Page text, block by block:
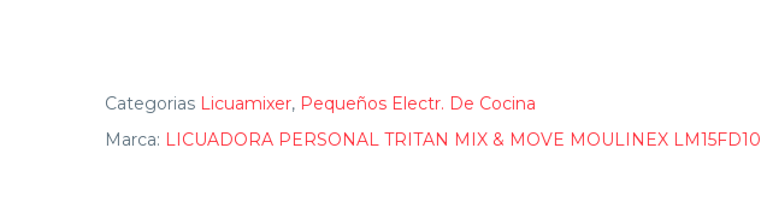
Categorias Licuamixer, Pequeños Electr. De Cocina
Marca: LICUADORA PERSONAL TRITAN MIX & MOVE MOULINEX LM15FD10